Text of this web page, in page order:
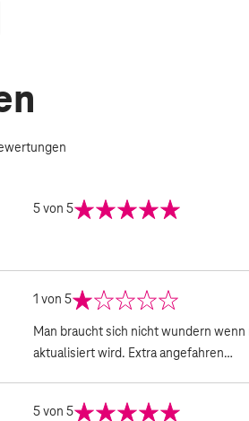
5von 5
1 von 5
Man braucht sich nicht wundern
aktualisiert wird. Extra angefahren…
5von 5